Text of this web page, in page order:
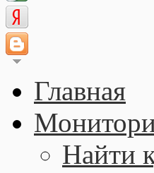
Главная
Найти